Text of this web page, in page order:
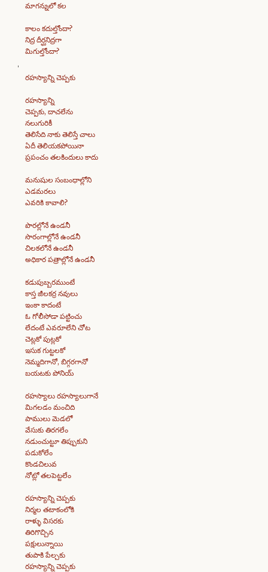
మాగన్నులో కల
కాలం కదుల్తోందా?
నిద్ర దీర్ఘనిద్రగా
మిగుల్తోందా?
రహస్యాన్ని చెప్పకు
రహస్యాన్ని
చెప్పకు, దాచలేను
నలుగురికీ
తెలిసేది నాకు తెలిస్తే చాలు
ఏదీ తెలియకపోయినా
ప్రపంచం తలకిందులు కాదు
మనుషుల సంబంధాల్లోని
ఎడమరలు
ఎవరికి కావాలి?
పొరల్లోనే ఉండనీ
సొరంగాల్లోనే ఉండనీ
చిలకలోనే ఉండనీ
అధికార పత్రాల్లోనే ఉండనీ
కడుపుబ్బరముంటే
కాస్త జీలకర్ర నవులు
ఇంకా కాదంటే
ఓ గోలీసోడా పట్టించు
లేదంటే ఎవరూలేని చోట
చెట్లకో పుట్లకో
ఇసుక గుట్టలకో
నెమ్మదిగానో, బిగ్గరగానో
బయటకు పోనియ్
రహస్యాలు రహస్యాలుగానే
మిగలడం మంచిది
పాములు మెడలో
వేసుకు తిరగలేం
నడుంచుట్టూ తిప్పుకుని
పడుకోలేం
కొండచిలువ
నోట్లో తలపెట్టలేం
రహస్యాన్ని చెప్పకు
నిర్మల తటాకంలోకి
రాళ్ళు విసరకు
తిరిగొచ్చిన
పక్షులున్నాయి
తుపాకి పేల్చకు
రహస్యాన్ని చెప్పకు